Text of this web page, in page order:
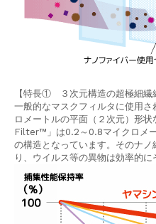
【特⾧① ３次元構造の超極細繊
一般的なマスクフィルタに使用
ロメートルの平面（２次元）形
Filter™」は0.2～0.8マイクロメ
の構造となっています。そのナ
り、ウイルス等の異物は効率的に